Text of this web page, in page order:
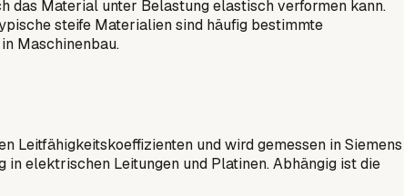
das Material unter Belastung elastisch verformen kann.
steife Materialien sind häufig bestimmte
Maschinenbau.
Leitfähigkeitskoeffizienten und wird gemessen in Siemens
elektrischen Leitungen und Platinen. Abhängig ist die